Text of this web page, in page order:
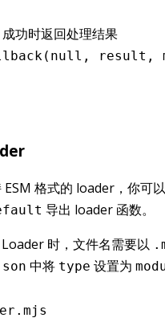
功时返回处理结果
( null , result ,
ESM 格式的 loader，你可
导出 loader 函数。
时，文件名需要以
中将 type 设置为